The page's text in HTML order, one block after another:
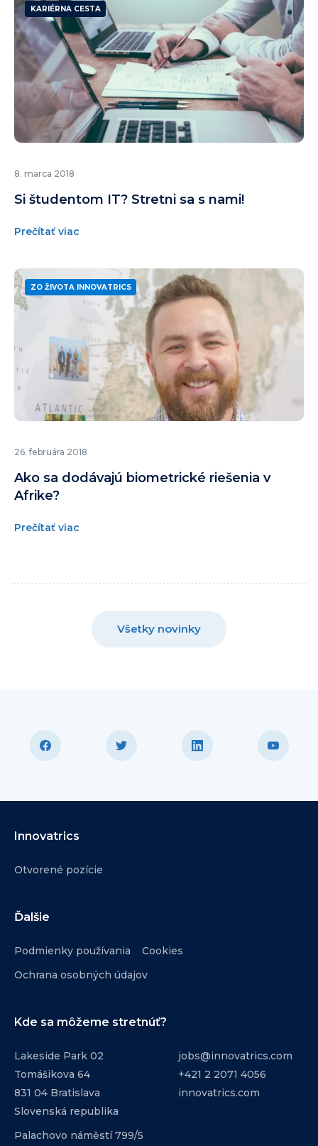
KARIÉRNA CESTA
8. marca 2018
Si študentom IT? Stretni sa s nami!
Prečítať viac
ZO ŽIVOTA INNOVATRICS
26. februára 2018
Ako sa dodávajú biometrické riešenia v
Afrike?
Prečítať viac
Všetky novinky
Innovatrics
Otvorené pozície
Ďalšie
Podmienky používania
Cookies
Ochrana osobných údajov
Kde sa môžeme stretnúť?
Lakeside Park 02
Tomášikova 64
831 04 Bratislava
Slovenská republika
Palachovo náměstí 799/5
jobs@innovatrics.com
+421 2 2071 4056
innovatrics.com